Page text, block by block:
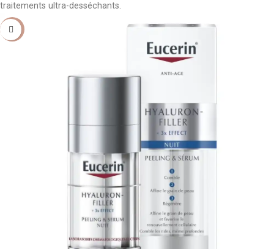
traitements ultra-desséchants.